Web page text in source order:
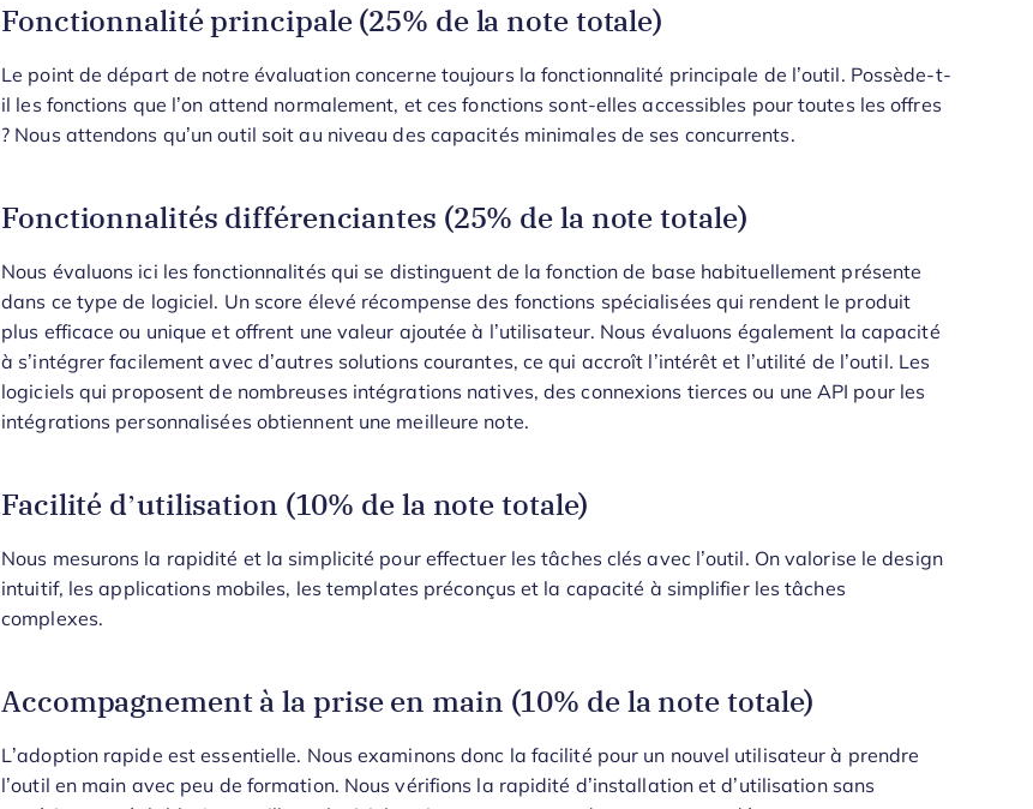
Fonctionnalité principale (25% de la note totale)
Le point de départ de notre évaluation concerne toujours la fonctionnalité principale de l’outil. Possède-t-
il les fonctions que l’on attend normalement, et ces fonctions sont-elles accessibles pour toutes les offres
? Nous attendons qu’un outil soit au niveau des capacités minimales de ses concurrents.
Fonctionnalités différenciantes (25% de la note totale)
Nous évaluons ici les fonctionnalités qui se distinguent de la fonction de base habituellement présente
dans ce type de logiciel. Un score élevé récompense des fonctions spécialisées qui rendent le produit
plus efficace ou unique et offrent une valeur ajoutée à l’utilisateur. Nous évaluons également la capacité
à s’intégrer facilement avec d’autres solutions courantes, ce qui accroît l’intérêt et l’utilité de l’outil. Les
logiciels qui proposent de nombreuses intégrations natives, des connexions tierces ou une API pour les
intégrations personnalisées obtiennent une meilleure note.
Facilité d’utilisation (10% de la note totale)
Nous mesurons la rapidité et la simplicité pour effectuer les tâches clés avec l’outil. On valorise le design
intuitif, les applications mobiles, les templates préconçus et la capacité à simplifier les tâches
complexes.
Accompagnement à la prise en main (10% de la note totale)
L’adoption rapide est essentielle. Nous examinons donc la facilité pour un nouvel utilisateur à prendre
l’outil en main avec peu de formation. Nous vérifions la rapidité d’installation et d’utilisation sans